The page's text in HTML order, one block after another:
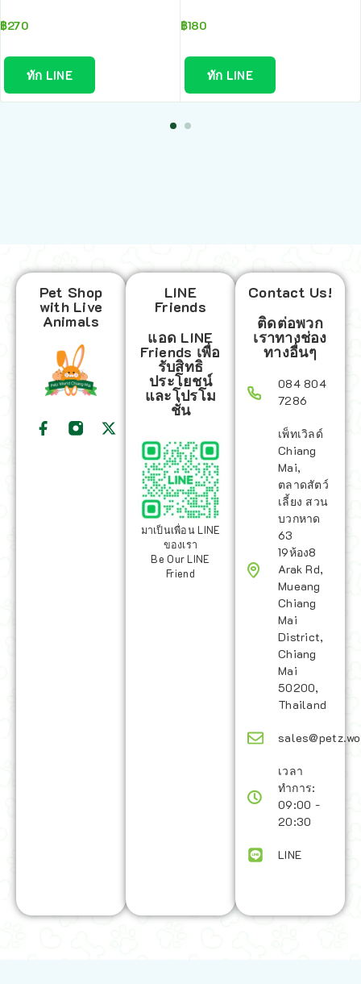
฿270
ทัก LINE
฿180
ทัก LINE
Pet Shop
with Live
Animals
LINE
Friends
แอด LINE
Friends เพื่อ
รับสิทธิ
ประโยชน์
และโปรโม
ชั่น
มาเป็นเพื่อน LINE
ของเรา
Be Our LINE
Friend
Contact Us!
ติดต่อพวก
เราทางช่อง
ทางอื่นๆ
084 804
7286
เพ็ทเวิลด์
Chiang
Mai,
ตลาดสัตว์
เลี้ยง สวน
บวกหาด
63
19ห้อง8
Arak Rd,
Mueang
Chiang
Mai
District,
Chiang
Mai
50200,
Thailand
เวลา
ทำการ:
09:00 -
20:30
LINE